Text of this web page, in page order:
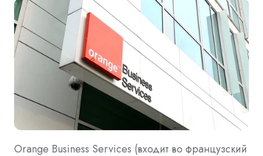
Orange Business Services (входит во французский